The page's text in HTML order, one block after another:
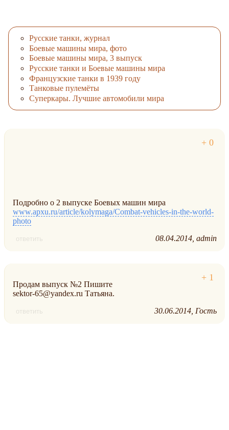
Русские танки, журнал
Боевые машины мира, фото
Боевые машины мира, 3 выпуск
Русские танки и Боевые машины мира
Французские танки в 1939 году
Танковые пулемёты
Суперкары. Лучшие автомобили мира
Подробно о 2 выпуске Боевых машин мира
www.apxu.ru/article/kolymaga/Combat-vehicles-in-the-world-
photo
ответить 08.04.2014 admin
Продам выпуск №2 Пишите
sektor-65@yandex.ru Татьяна.
ответить 30.06.2014 Гость